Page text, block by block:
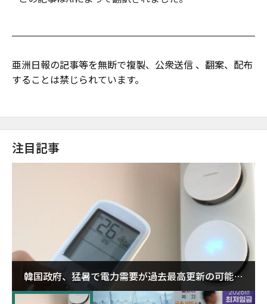
亜洲日報の記事等を無断で複製、公衆送信 、翻案、配布
することは禁じられています。
注目記事
韓国政府、猛暑で電力需要が過去最高更新の可能性